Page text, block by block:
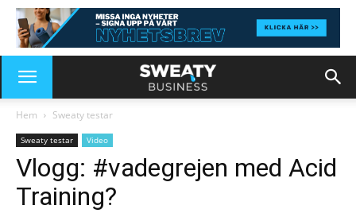
Hem Sweaty testar
Sweaty testar Video
Vlogg: #vadegrejen med Acid
Training?